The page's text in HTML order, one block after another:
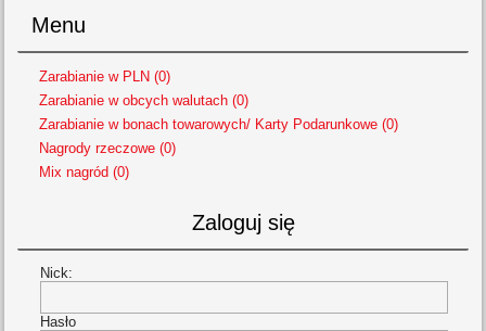
Menu
Zarabianie w PLN (0)
Zarabianie w obcych walutach (0)
Zarabianie w bonach towarowych/ Karty Podarunkowe (0)
Nagrody rzeczowe (0)
Mix nagród (0)
Zaloguj się
Nick:
Hasło